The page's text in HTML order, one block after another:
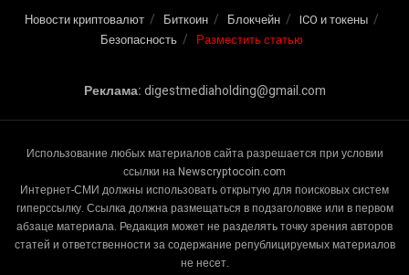
Новости криптовалют Биткоин Блокчейн
ICO и токены
Безопасность
Разместить статью
Реклама:digestmediaholding@gmail.com
Использование любых материалов сайта разрешается при условии
ссылки на Newscryptocoin.com
Интернет-СМИ должны использовать открытую для поисковых систем
гиперссылку. Ссылка должна размещаться в подзаголовке или в первом
абзаце материала. Редакция может не разделять точку зрения авторов
статей и ответственности за содержание републицируемых материалов
не несет.